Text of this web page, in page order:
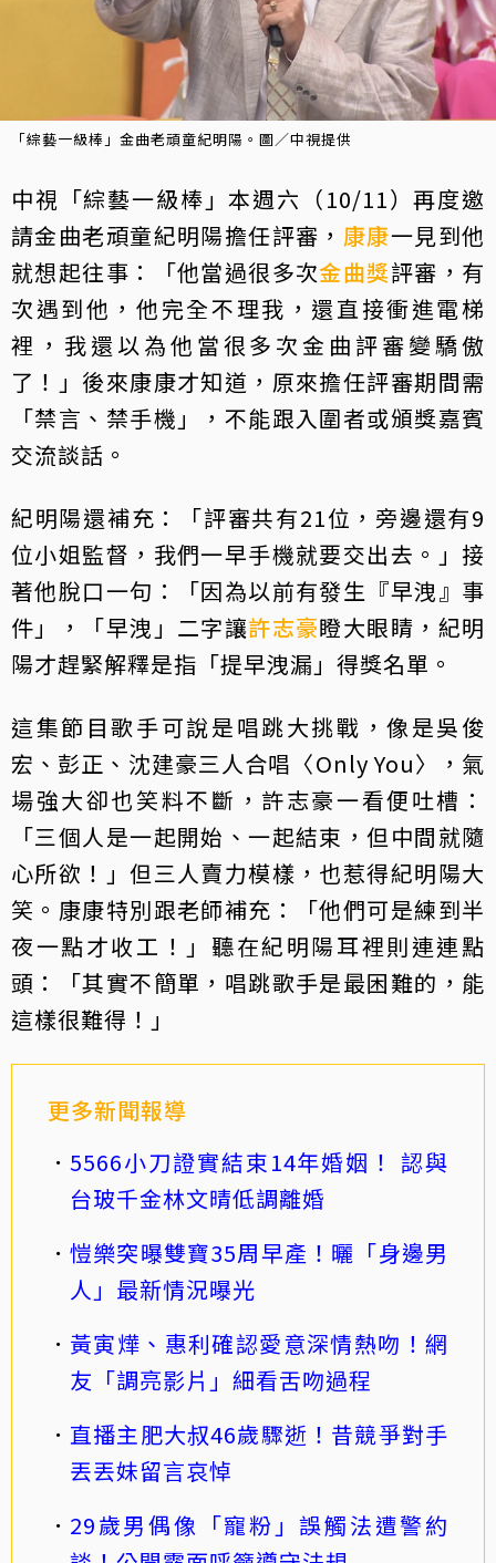
「綜藝一級棒」金曲老頑童紀明陽。圖／中視提供
中視「綜藝一級棒」本週六（10/11）再度邀
請金曲老頑童紀明陽擔任評審， 康康一見到他
就想起往事：「他當過很多次金曲獎評審，有
次遇到他，他完全不理我，還直接衝進電梯
裡，我還以為他當很多次金曲評審變驕傲
了！」後來康康才知道，原來擔任評審期間需
「禁言、禁手機」，不能跟入圍者或頒獎嘉賓
交流談話。
紀明陽還補充：「評審共有21位，旁邊還有9
位小姐監督，我們一早手機就要交出去。」接
著他脫口一句：「因為以前有發生『早洩』事
件」，「早洩」二字讓許志豪瞪大眼睛，紀明
陽才趕緊解釋是指「提早洩漏」得獎名單。
這集節目歌手可說是唱跳大挑戰，像是吳俊
宏、彭正、沈建豪三人合唱〈Only You〉，氣
場強大卻也笑料不斷，許志豪一看便吐槽：
「三個人是一起開始、一起結束，但中間就隨
心所欲！」但三人賣力模樣，也惹得紀明陽大
笑。康康特別跟老師補充：「他們可是練到半
夜一點才收工！」聽在紀明陽耳裡則連連點
頭：「其實不簡單，唱跳歌手是最困難的，能
這樣很難得！」
更多新聞報導
5566小刀證實結束14年婚姻！ 認與
台玻千金林文晴低調離婚
愷樂突曝雙寶35周早產！曬「身邊男
人」最新情況曝光
黃寅燁、惠利確認愛意深情熱吻！網
友「調亮影片」細看舌吻過程
直播主肥大叔46歲驟逝！昔競爭對手
丟丟妹留言哀悼
29歲男偶像「寵粉」誤觸法遭警約